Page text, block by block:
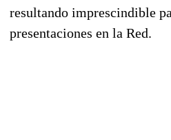
resultando imprescindible
presentaciones en la Red.